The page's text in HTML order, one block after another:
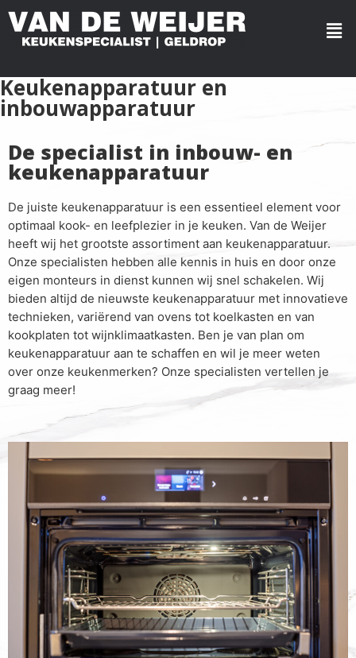
Keukenapparatuur en
inbouwapparatuur
De specialist in inbouw- en
keukenapparatuur
De juiste keukenapparatuur is een essentieel element voor
optimaal kook- en leefplezier in je keuken. Van de Weijer
heeft wij het grootste assortiment aan keukenapparatuur.
Onze specialisten hebben alle kennis in huis en door onze
eigen monteurs in dienst kunnen wij snel schakelen. Wij
bieden altijd de nieuwste keukenapparatuur met innovatieve
technieken, variërend van ovens tot koelkasten en van
kookplaten tot wijnklimaatkasten. Ben je van plan om
keukenapparatuur aan te schaffen en wil je meer weten
over onze keukenmerken? Onze specialisten vertellen je
graag meer!